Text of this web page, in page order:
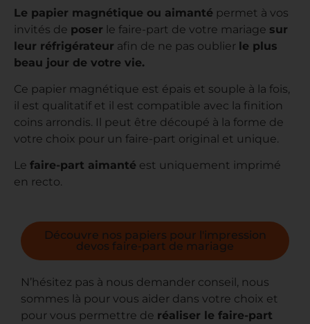
Le papier magnétique ou aimanté permet à vos
invités de poser le faire-part de votre mariage sur
leur réfrigérateur afin de ne pas oublier le plus
beau jour de votre vie.
Ce papier magnétique est épais et souple à la fois,
il est qualitatif et il est compatible avec la finition
coins arrondis. Il peut être découpé à la forme de
votre choix pour un faire-part original et unique.
Le faire-part aimanté est uniquement imprimé
en recto.
Découvre nos papiers pour l'impression
devos faire-part de mariage
N’hésitez pas à nous demander conseil, nous
sommes là pour vous aider dans votre choix et
pour vous permettre de réaliser le faire-part